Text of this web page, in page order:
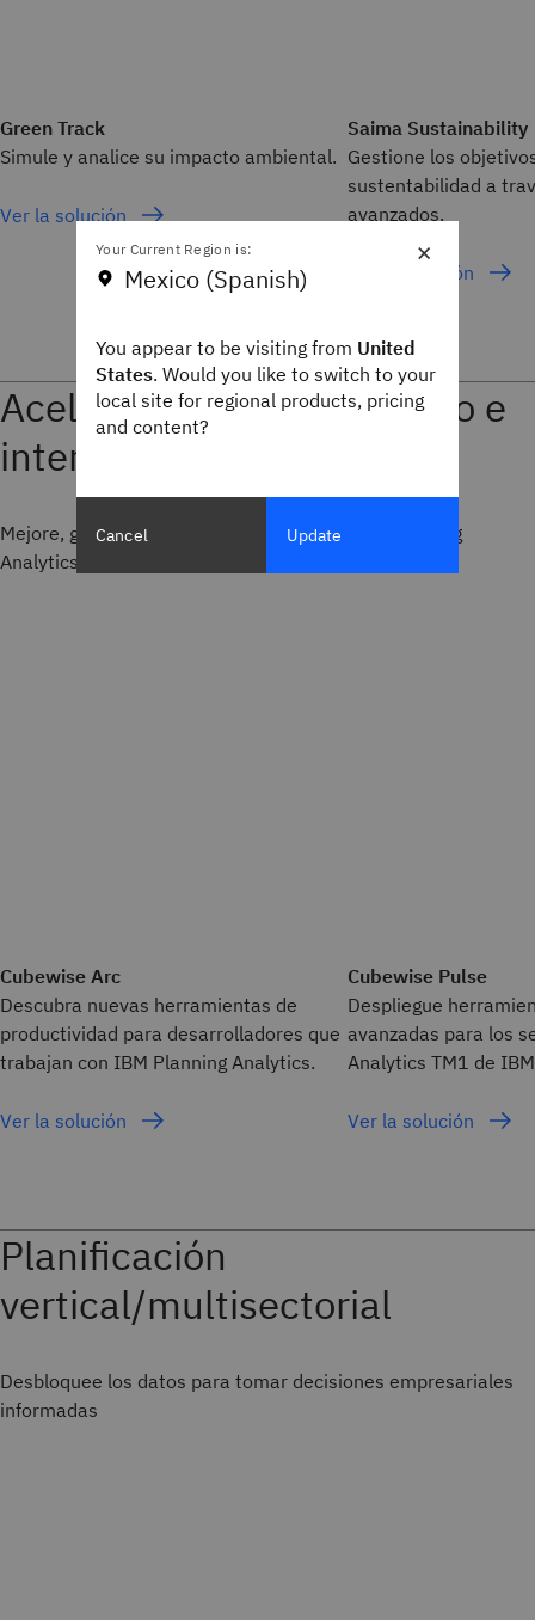
Green Track
Simule y analice su impacto ambiental.
Ver la solución
Saima Sustainability
Gestione los
sustentabilidad a
avanzados.
Ver la solución
Aceleradores de desarrollo e
interfaz de usuario (IU)
Mejore, gestione, migre y desarrolle con IBM Planning
Analytics
Cubewise Arc
Descubra nuevas herramientas de
productividad para desarrolladores que
trabajan con IBM Planning Analytics.
Ver la solución
Cubewise Pulse
Despliegue
avanzadas para los
Analytics TM1 de
Ver la solución
Planificación
vertical/multisectorial
Desbloquee los datos para tomar decisiones empresariales
informadas
×
Your Current Region is:
Mexico (Spanish)
You appear to be visiting from United
States. Would you like to switch to your
local site for regional products, pricing
and content?
Cancel Update